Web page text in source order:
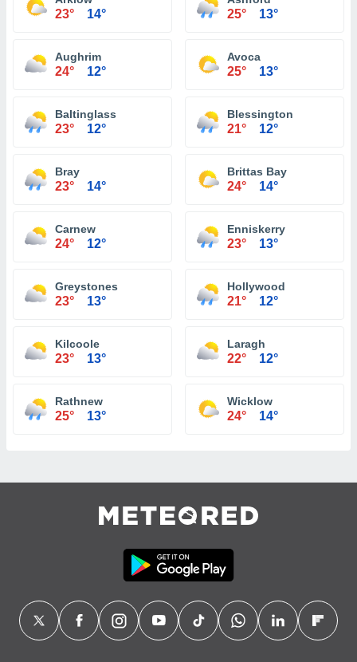
23° 14° 25° 13°
Aughrim
24° 12°
Avoca
25° 13°
Baltinglass
23° 12°
Blessington
21° 12°
Bray
23° 14°
Brittas Bay
24° 14°
Carnew
24° 12°
Enniskerry
23° 13°
Greystones
23° 13°
Hollywood
21° 12°
Kilcoole
23° 13°
Laragh
22° 12°
Rathnew
25° 13°
Wicklow
24° 14°